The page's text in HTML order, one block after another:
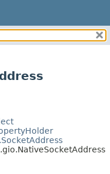
FELD
KONSTRUKTOR